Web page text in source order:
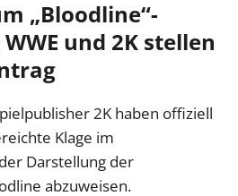
„Bloodline“-
und 2K stellen
2K haben offiziell
Klage im
Darstellung der
abzuweisen.